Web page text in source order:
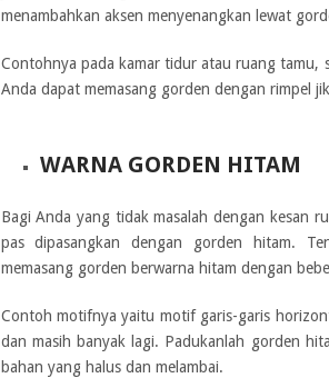
menambahkan aksen menyenangkan lewat
Contohnya pada kamar tidur atau ruang tamu,
Anda dapat memasang gorden dengan rimpel
WARNA GORDEN HITAM
Bagi Anda yang tidak masalah dengan kesan
pas dipasangkan dengan gorden hitam.
memasang gorden berwarna hitam dengan
Contoh motifnya yaitu motif garis-garis
dan masih banyak lagi. Padukanlah gorden
bahan yang halus dan melambai.